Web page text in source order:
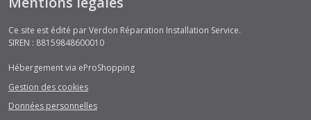
Ce site est édité par Verdon Réparation Installation Service.
SIREN : 88159848600010
Hébergement via eProShopping
Gestion des cookies
Données personnelles